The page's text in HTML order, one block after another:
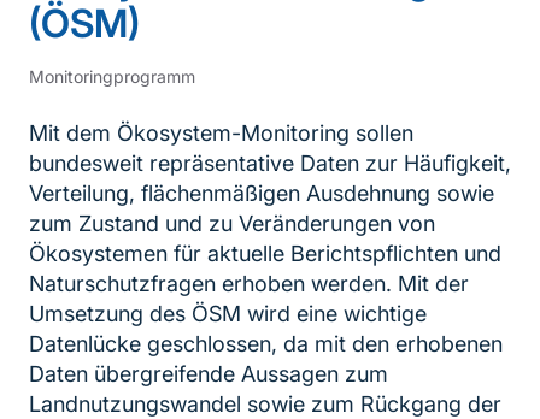
(ÖSM)
Monitoringprogramm
Mit dem Ökosystem-Monitoring sollen
bundesweit repräsentative Daten zur Häufigkeit,
Verteilung, flächenmäßigen Ausdehnung sowie
zum Zustand und zu Veränderungen von
Ökosystemen für aktuelle Berichtspflichten und
Naturschutzfragen erhoben werden. Mit der
Umsetzung des ÖSM wird eine wichtige
Datenlücke geschlossen, da mit den erhobenen
Daten übergreifende Aussagen zum
Landnutzungswandel sowie zum Rückgang der